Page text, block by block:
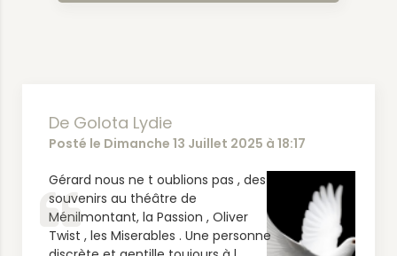
De Golota Lydie
Posté le Dimanche 13 Juillet 2025 à 18:17
Gérard nous ne t oublions pas , des
souvenirs au théâtre de
Ménilmontant, la Passion , Oliver
Twist , les Miserables . Une personne